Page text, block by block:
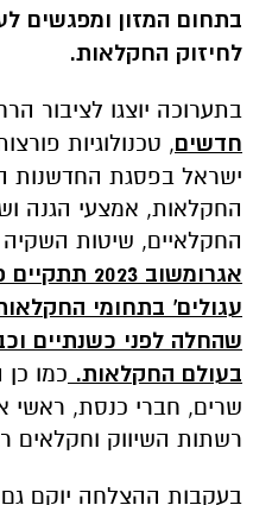
בתחום המזון ומפגשים
לחיזוק החקלאות.
בתערוכה יוצגו לציבור
חדשים, טכנולוגיות
ישראל בפסגת החדשנות
החקלאות, אמצעי הגנה
החקלאיים, שיטות השקיה
אגרומשוב
עגולים' בתחומי
שהחלה לפני כשנתיים
בעולם החקלאות. כמו
שרים, חברי כנסת, ראשי
רשתות השיווק וחקלאים
בעקבות ההצלחה יוקם